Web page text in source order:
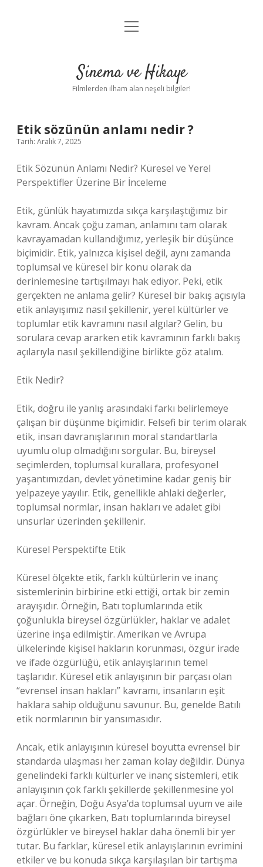
Gizlilik Politikası
Yasal Uyarı
menüyü
Sinema ve Hikaye
Filmlerden ilham alan neşeli bilgiler!
Etik sözünün anlamı nedir ?
Tarih: Aralık 7, 2025
Etik Sözünün Anlamı Nedir? Küresel ve Yerel
Perspektifler Üzerine Bir İnceleme
Etik, günlük hayatımızda sıkça karşılaştığımız bir
kavram. Ancak çoğu zaman, anlamını tam olarak
kavrayamadan kullandığımız, yerleşik bir düşünce
biçimidir. Etik, yalnızca kişisel değil, aynı zamanda
toplumsal ve küresel bir konu olarak da
derinlemesine tartışılmayı hak ediyor. Peki, etik
gerçekten ne anlama gelir? Küresel bir bakış açısıyla
etik anlayışımız nasıl şekillenir, yerel kültürler ve
toplumlar etik kavramını nasıl algılar? Gelin, bu
sorulara cevap ararken etik kavramının farklı bakış
açılarıyla nasıl şekillendiğine birlikte göz atalım.
Etik Nedir?
Etik, doğru ile yanlış arasındaki farkı belirlemeye
çalışan bir düşünme biçimidir. Felsefi bir terim olarak
etik, insan davranışlarının moral standartlarla
uyumlu olup olmadığını sorgular. Bu, bireysel
seçimlerden, toplumsal kurallara, profesyonel
yaşantımızdan, devlet yönetimine kadar geniş bir
yelpazeye yayılır. Etik, genellikle ahlaki değerler,
toplumsal normlar, insan hakları ve adalet gibi
unsurlar üzerinden şekillenir.
Küresel Perspektifte Etik
Küresel ölçekte etik, farklı kültürlerin ve inanç
sistemlerinin birbirine etki ettiği, ortak bir zemin
arayışıdır. Örneğin, Batı toplumlarında etik
çoğunlukla bireysel özgürlükler, haklar ve adalet
üzerine inşa edilmiştir. Amerikan ve Avrupa
ülkelerinde kişisel hakların korunması, özgür irade
ve ifade özgürlüğü, etik anlayışlarının temel
taşlarıdır. Küresel etik anlayışının bir parçası olan
“evrensel insan hakları” kavramı, insanların eşit
haklara sahip olduğunu savunur. Bu, genelde Batılı
etik normlarının bir yansımasıdır.
Ancak, etik anlayışının küresel boyutta evrensel bir
standarda ulaşması her zaman kolay değildir. Dünya
genelindeki farklı kültürler ve inanç sistemleri, etik
anlayışının çok farklı şekillerde şekillenmesine yol
açar. Örneğin, Doğu Asya’da toplumsal uyum ve aile
bağları öne çıkarken, Batı toplumlarında bireysel
özgürlükler ve bireysel haklar daha önemli bir yer
tutar. Bu farklar, küresel etik anlayışlarının evrimini
etkiler ve bu konuda sıkça karşılaşılan bir tartışma